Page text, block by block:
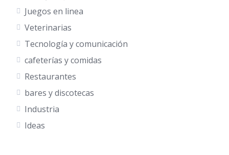
Juegos en linea
Veterinarias
Tecnología y comunicación
cafeterías y comidas
Restaurantes
bares y discotecas
Industria
Ideas